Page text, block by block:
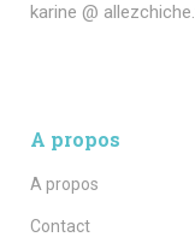
karine @
A propos
A propos
Contact